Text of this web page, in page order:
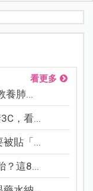
看更多
養肺...
，看...
貼「...
？這8...